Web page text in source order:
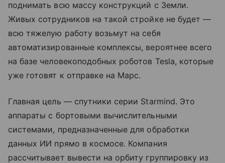
поднимать всю массу конструкций с Земли.
Живых сотрудников на такой стройке не будет —
всю тяжелую работу возьмут на себя
автоматизированные комплексы, вероятнее всего
на базе человекоподобных роботов Tesla, которые
уже готовят к отправке на Марс.
Главная цель — спутники серии Starmind. Это
аппараты с бортовыми вычислительными
системами, предназначенные для обработки
данных ИИ прямо в космосе. Компания
рассчитывает вывести на орбиту группировку из